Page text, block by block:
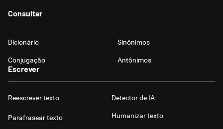
Consultar
Dicionário Sinônimos
Conjugação Antônimos
Escrever
Reescrever texto
Parafrasear texto
Detector de IA
Humanizar texto